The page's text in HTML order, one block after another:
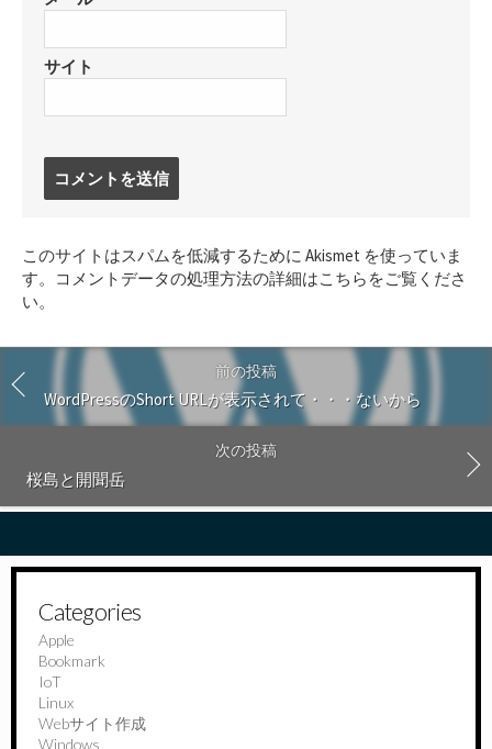
サイト
す
る
このサイトはスパムを低減するために Akismet を使っていま
す。
コメントデータの処理方法の詳細はこちらをご覧くださ
い。
前の投稿
WordPressのShort URLが表示されて・・・ないから
次の投稿
桜島と開聞岳
Categories
Apple
Bookmark
IoT
Linux
Webサイト作成
Windows